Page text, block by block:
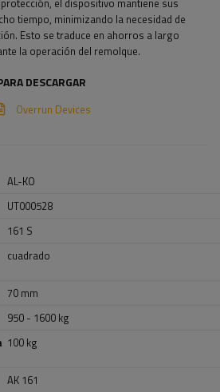
tiempo, minimizando la necesidad de
Esto se traduce en ahorros a largo
la operación del remolque.
DESCARGAR
Overrun Devices
AL-KO
UT000528
161 S
cuadrado
70 mm
950 - 1600 kg
100 kg
AK 161